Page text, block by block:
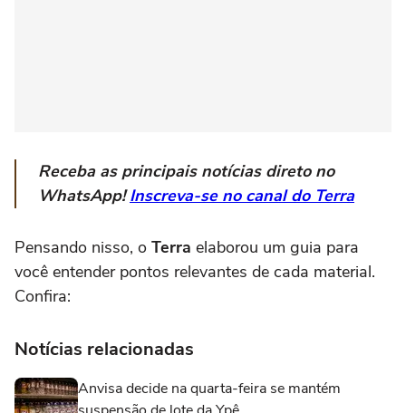
Receba as principais notícias direto no
WhatsApp!Inscreva-se no canal do Terra
Pensando nisso, o Terra elaborou um guia para
você entender pontos relevantes de cada material.
Confira:
Notícias relacionadas
Anvisa decide na quarta-feira se mantém